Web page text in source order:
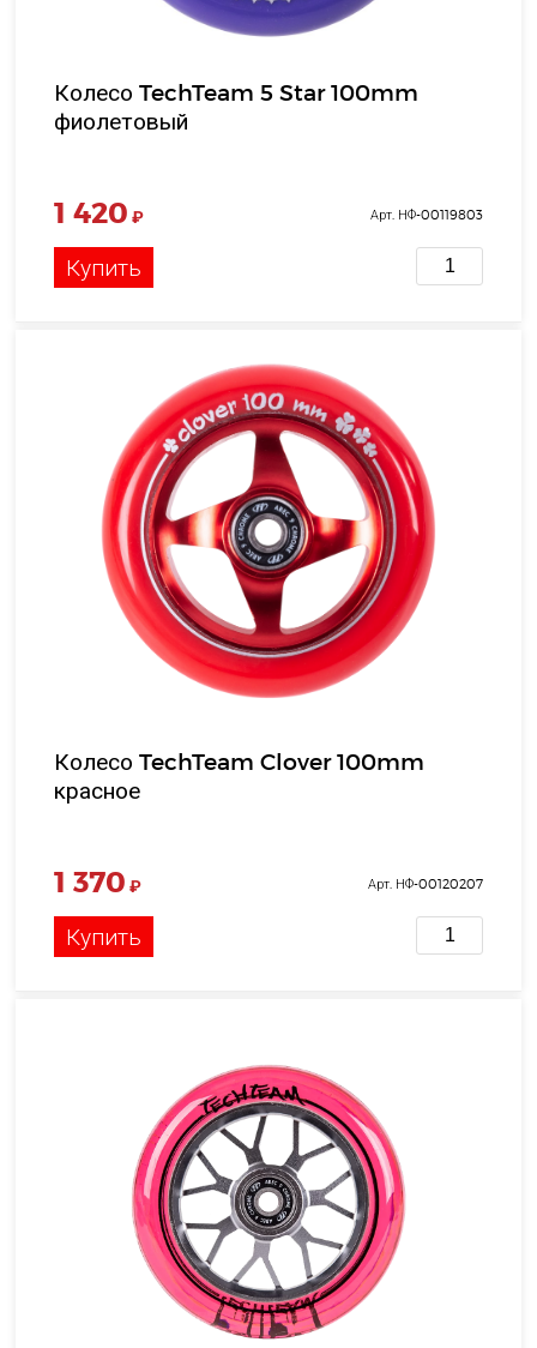
Колесо TechTeam 5 Star 100mm
фиолетовый
1 420 ₽ Арт. НФ-00119803
Купить
Колесо TechTeam Clover 100mm
красное
1 370 ₽ Арт. НФ-00120207
Купить